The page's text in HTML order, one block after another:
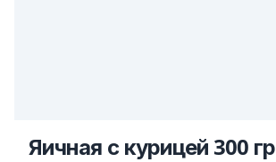
Яичная с курицей 300 гр